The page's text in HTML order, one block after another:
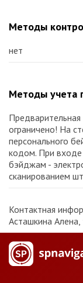
Методы
нет
Методы учета
Предварительная
ограничено! На
персонального
кодом. При входе
бэйджам -
сканированием
Контактная
Асташкина